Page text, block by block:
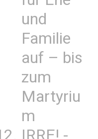
und
Familie
auf – bis
zum
Martyriu
m
IRRE! -